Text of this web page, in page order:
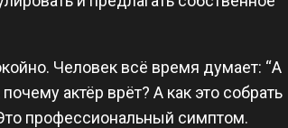
Человек всё время думает: “А
актёр врёт? А как это собрать
профессиональный симптом.